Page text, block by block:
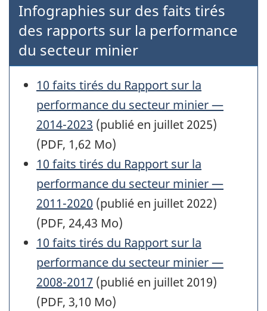
Infographies sur des faits tirés
des rapports sur la performance
du secteur minier
10 faits tirés du Rapport sur la
performance du secteur minier —
2014-2023 (publié en juillet 2025)
(PDF, 1,62 Mo)
10 faits tirés du Rapport sur la
performance du secteur minier —
2011-2020 (publié en juillet 2022)
(PDF, 24,43 Mo)
10 faits tirés du Rapport sur la
performance du secteur minier —
2008-2017 (publié en juillet 2019)
(PDF, 3,10 Mo)